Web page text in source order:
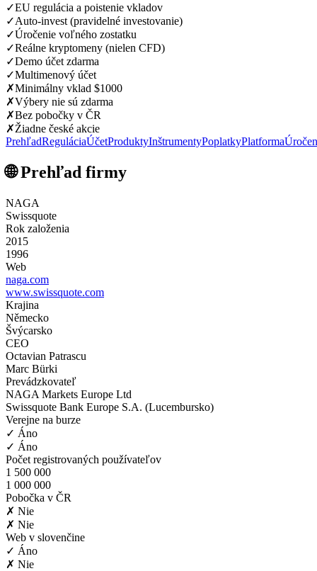
✓EU regulácia a poistenie vkladov
✓Auto-invest (pravidelné investovanie)
✓Úročenie voľného zostatku
✓Reálne kryptomeny (nielen CFD)
✓Demo účet zdarma
✓Multimenový účet
✗Minimálny vklad $1000
✗Výbery nie sú zdarma
✗Bez pobočky v ČR
✗Žiadne české akcie
PrehľadReguláciaÚčetProduktyInštrumentyPoplatkyPlatforma
🌐 Prehľad firmy
NAGA
Swissquote
Rok založenia
2015
1996
Web
naga.com
www.swissquote.com
Krajina
Německo
Švýcarsko
CEO
Octavian Patrascu
Marc Bürki
Prevádzkovateľ
NAGA Markets Europe Ltd
Swissquote Bank Europe S.A. (Lucembursko)
Verejne na burze
✓ Áno
✓ Áno
Počet registrovaných používateľov
1 500 000
1 000 000
Pobočka v ČR
✗ Nie
✗ Nie
Web v slovenčine
✓ Áno
✗ Nie